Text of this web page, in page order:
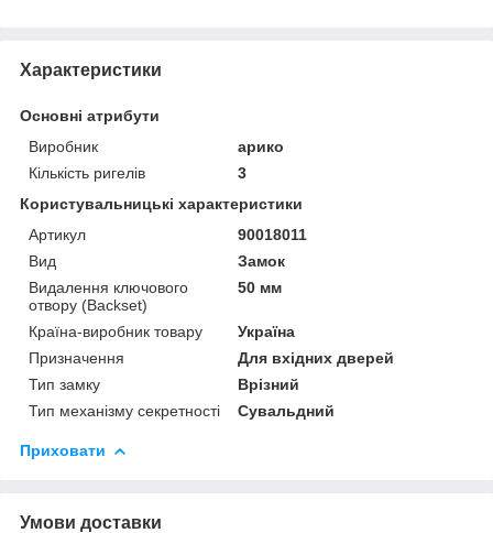
Характеристики
Основні атрибути
Виробник
арико
Кількість ригелів
3
Користувальницькі характеристики
Артикул
90018011
Вид
Замок
Видалення ключового
отвору (Backset)
50 мм
Країна-виробник товару
Україна
Призначення
Для вхідних дверей
Тип замку
Врізний
Тип механізму секретності
Сувальдний
Приховати
Умови доставки